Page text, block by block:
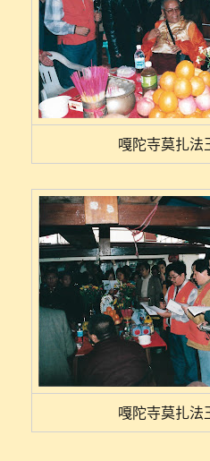
嘎陀寺莫扎
嘎陀寺莫扎